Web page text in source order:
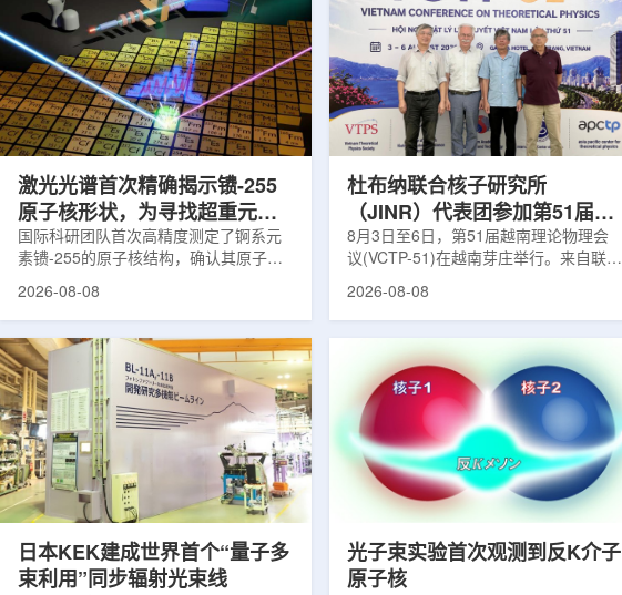
手术...
激光光谱首次精确揭示镄-255
原子核形状，为寻找超重元素
提供新线索
国际科研团队首次高精度测定了锕系元
素镄-255的原子核结构，确认其原子核
美因茨约翰内斯·古腾堡大学、亥姆霍兹
美因茨研究所、瑞典哥德堡大学等18家
机构合作完成。研究结果不仅修正了以
往标准数据表中部分不合理的核性质数
值，也为现代原子核理论模型提供了关
键实验验证。镄是自然界中不存在的人
工合成重元素，镄-255含有100个质子
和155个中子，实验获取极为困难。研究
团...
2026-08-08
杜布纳联合核子研究所
（JINR）代表团参加第51届越
南理论物理会议
8月3日至6日，第51届越南理论物理会
议(VCTP-51)在越南芽庄举行。来自联合
南、德国、印度、中国、巴基斯坦、俄
罗斯、台湾、菲律宾和日本等国家和地
区的170余名学者开展交流。本届会议议
题覆盖高能物理、核物理、凝聚态物理
和宇宙学等多个理论物理前沿方向，同
时涉及超越标准模型物理、分子物理、
量子光学与量子信息、生物材料和生物
分子等交叉研究领域。广泛的议程...
2026-08-08
日本KEK建成世界首个“量子多
束利用”同步辐射光束线
光子束实验首次观测到反K介子
原子核